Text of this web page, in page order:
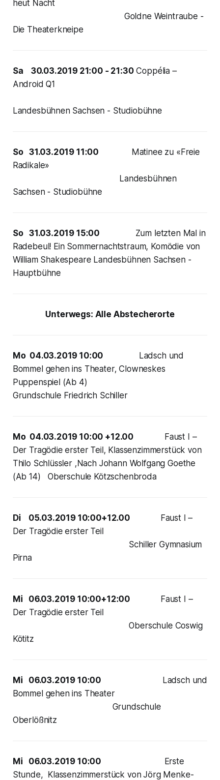
heut Nacht
Goldne Weintraube -
Die Theaterkneipe
Sa 30.03.2019 21:00 - 21:30 Coppélia –
Android Q1
Landesbühnen Sachsen - Studiobühne
So 31.03.2019 11:00
Matinee zu «Freie
Radikale»
Landesbühnen
Sachsen - Studiobühne
So 31.03.2019 15:00 Zum letzten Mal in
Radebeul! Ein Sommernachtstraum, Komödie von
William Shakespeare Landesbühnen Sachsen -
Hauptbühne
Unterwegs: Alle Abstecherorte
Mo 04.03.2019 10:00 Ladsch und
Bommel gehen ins Theater, Clowneskes
Puppenspiel (Ab 4)
Grundschule Friedrich Schiller
Mo 04.03.2019 10:00 +12.00 Faust I –
Der Tragödie erster Teil, Klassenzimmerstück von
Thilo Schlüssler ,Nach Johann Wolfgang Goethe
(Ab 14) Oberschule Kötzschenbroda
Di 05.03.2019 10:00+12.00
Faust I –
Der Tragödie erster Teil
Schiller Gymnasium
Pirna
Mi 06.03.2019 10:00+12:00
Faust I –
Der Tragödie erster Teil
Oberschule Coswig
Kötitz
Mi 06.03.2019 10:00
Ladsch und
Bommel gehen ins Theater
Grundschule
Oberlößnitz
Mi 06.03.2019 10:00
Erste
Stunde, Klassenzimmerstück von Jörg Menke-